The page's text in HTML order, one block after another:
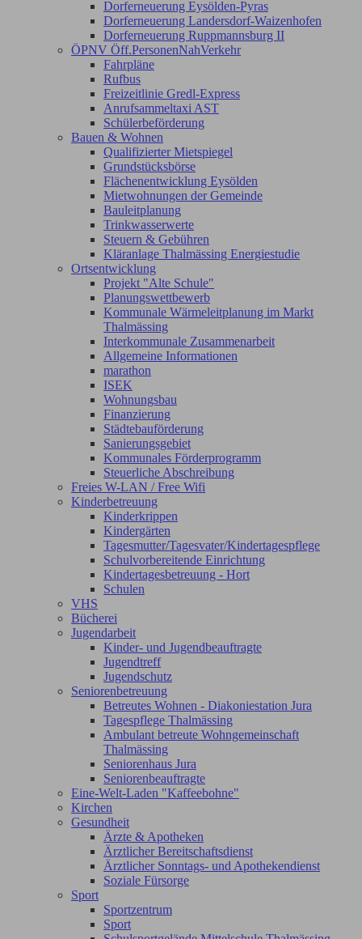
Dorferneuerung Eysölden-Pyras
Dorferneuerung Landersdorf-Waizenhofen
Dorferneuerung Ruppmannsburg II
ÖPNV Öff.PersonenNahVerkehr
Fahrpläne
Rufbus
Freizeitlinie Gredl-Express
Anrufsammeltaxi AST
Schülerbeförderung
Bauen & Wohnen
Qualifizierter Mietspiegel
Grundstücksbörse
Flächenentwicklung Eysölden
Mietwohnungen der Gemeinde
Bauleitplanung
Trinkwasserwerte
Steuern & Gebühren
Kläranlage Thalmässing Energiestudie
Ortsentwicklung
Projekt "Alte Schule"
Planungswettbewerb
Kommunale Wärmeleitplanung im Markt
Thalmässing
Interkommunale Zusammenarbeit
Allgemeine Informationen
marathon
ISEK
Wohnungsbau
Finanzierung
Städtebauförderung
Sanierungsgebiet
Kommunales Förderprogramm
Steuerliche Abschreibung
Freies W-LAN / Free Wifi
Kinderbetreuung
Kinderkrippen
Kindergärten
Tagesmutter/Tagesvater/Kindertagespflege
Schulvorbereitende Einrichtung
Kindertagesbetreuung - Hort
Schulen
VHS
Bücherei
Jugendarbeit
Kinder- und Jugendbeauftragte
Jugendtreff
Jugendschutz
Seniorenbetreuung
Betreutes Wohnen - Diakoniestation Jura
Tagespflege Thalmässing
Ambulant betreute Wohngemeinschaft
Thalmässing
Seniorenhaus Jura
Seniorenbeauftragte
Eine-Welt-Laden "Kaffeebohne"
Kirchen
Gesundheit
Ärzte & Apotheken
Ärztlicher Bereitschaftsdienst
Ärztlicher Sonntags- und Apothekendienst
Soziale Fürsorge
Sport
Sportzentrum
Sport